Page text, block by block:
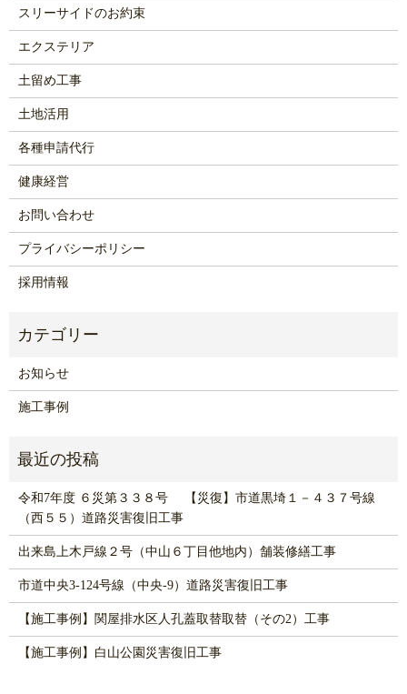
スリーサイドのお約束
エクステリア
土留め工事
土地活用
各種申請代行
健康経営
お問い合わせ
プライバシーポリシー
採用情報
お知らせ
施工事例
令和7年度 ６災第３３８号 【災復】市道黒埼１－４３７号線
（西５５）道路災害復旧工事
出来島上木戸線２号（中山６丁目他地内）舗装修繕工事
市道中央3-124号線（中央-9）道路災害復旧工事
【施工事例】関屋排水区人孔蓋取替取替（その2）工事
【施工事例】白山公園災害復旧工事